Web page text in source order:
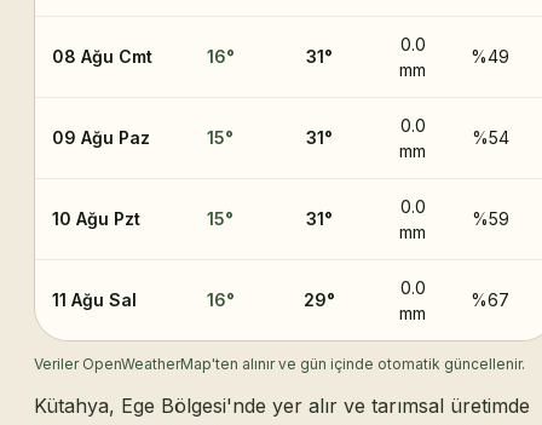
08 Ağu Cmt 16° 31°
0.0
mm
%49
09 Ağu Paz 15° 31°
0.0
mm
%54
10 Ağu Pzt 15° 31°
0.0
mm
%59
11 Ağu Sal 16° 29°
0.0
mm
%67
Veriler OpenWeatherMap'ten alınır ve gün içinde otomatik güncellenir.
Kütahya, Ege Bölgesi'nde yer alır ve tarımsal üretimde